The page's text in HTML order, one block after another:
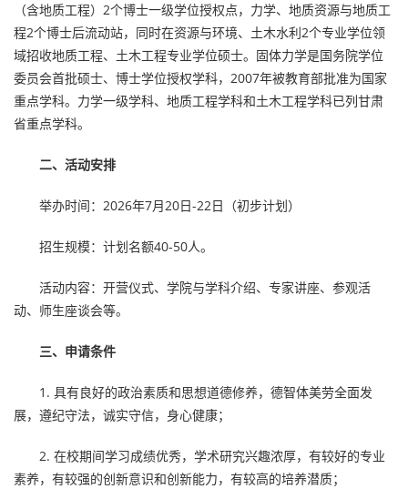
（含地质工程）2个博士一级学位授权点，力学、地质资源与地质工
程2个博士后流动站，同时在资源与环境、土木水利2个专业学位领
域招收地质工程、土木工程专业学位硕士。固体力学是国务院学位
委员会首批硕士、博士学位授权学科，2007年被教育部批准为国家
重点学科。力学一级学科、地质工程学科和土木工程学科已列甘肃
省重点学科。
二、活动安排
举办时间：2026年7月20日-22日（初步计划）
招生规模：计划名额40-50人。
活动内容：开营仪式、学院与学科介绍、专家讲座、参观活
动、师生座谈会等。
三、申请条件
1. 具有良好的政治素质和思想道德修养，德智体美劳全面发
展，遵纪守法，诚实守信，身心健康；
2. 在校期间学习成绩优秀，学术研究兴趣浓厚，有较好的专业
素养，有较强的创新意识和创新能力，有较高的培养潜质；